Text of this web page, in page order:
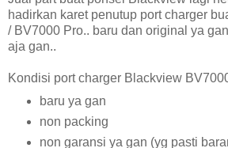
hadirkan karet penutup port charger
/ BV7000 Pro.. baru dan original ya
aja gan..
Kondisi port charger Blackview
baru ya gan
non packing
non garansi ya gan (yg pasti